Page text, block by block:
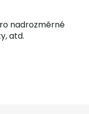
nadrozměrné
atd.